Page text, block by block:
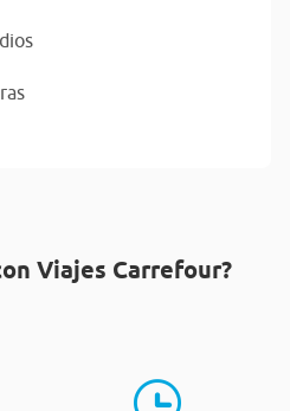
Viajes Carrefour?